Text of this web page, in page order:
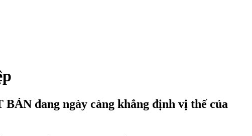
đang ngày càng khẳng định vị thế của